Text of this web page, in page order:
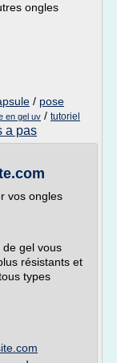
ongles
/ pose
en gel uv / tutoriel
a pas
vos ongles
gel vous
résistants et
types